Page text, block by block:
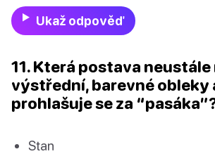
Ukaž odpověď
11. Která postava neustále
výstřední, barevné obleky
prohlašuje se za
Stan